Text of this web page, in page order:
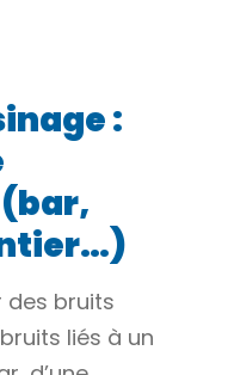
:
des bruits
liés à un